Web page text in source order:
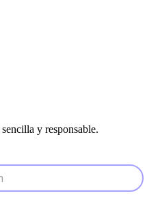
y responsable.